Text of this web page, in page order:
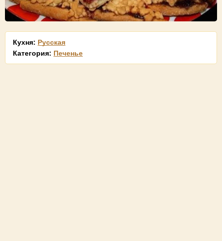
Кухня: Русская
Категория: Печенье